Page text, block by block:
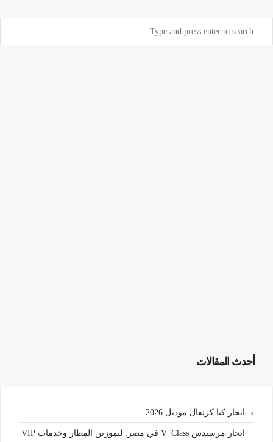
أحدث المقالات
ايجار كيا كرنفال موديل 2026
ايجار مرسيدس V_Class في مصر: ليموزين المطار وخدمات VIP